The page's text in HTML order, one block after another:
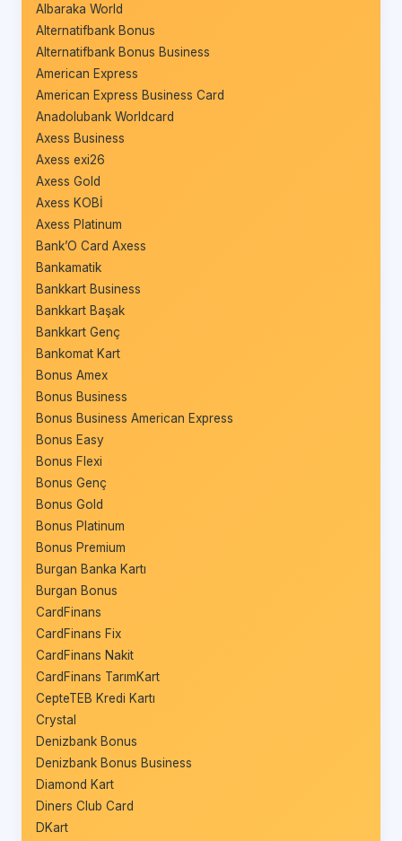
Albaraka World
Alternatifbank Bonus
Alternatifbank Bonus Business
American Express
American Express Business Card
Anadolubank Worldcard
Axess Business
Axess exi26
Axess Gold
Axess KOBİ
Axess Platinum
Bank’O Card Axess
Bankamatik
Bankkart Business
Bankkart Başak
Bankkart Genç
Bankomat Kart
Bonus Amex
Bonus Business
Bonus Business American Express
Bonus Easy
Bonus Flexi
Bonus Genç
Bonus Gold
Bonus Platinum
Bonus Premium
Burgan Banka Kartı
Burgan Bonus
CardFinans
CardFinans Fix
CardFinans Nakit
CardFinans TarımKart
CepteTEB Kredi Kartı
Crystal
Denizbank Bonus
Denizbank Bonus Business
Diamond Kart
Diners Club Card
DKart